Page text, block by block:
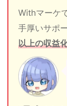
Withマーケ
手厚いサポ
以上の収益